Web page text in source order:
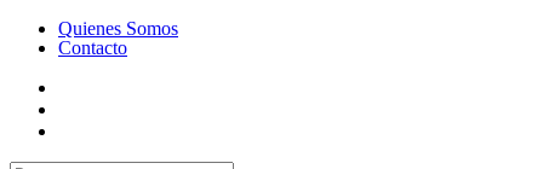
Quienes Somos
Contacto